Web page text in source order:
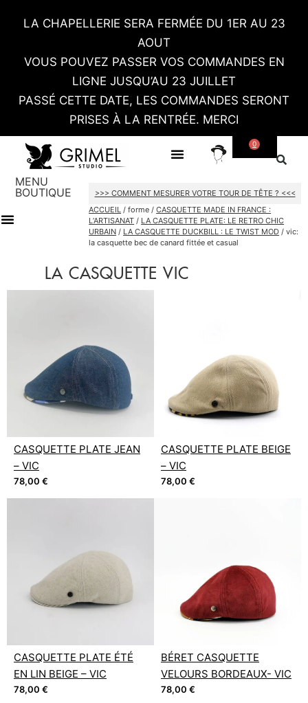
LA CHAPELLERIE SERA FERMÉE DU 1ER AU 23
AOUT
VOUS POUVEZ PASSER VOS COMMANDES EN
LIGNE JUSQU’AU 23 JUILLET
PASSÉ CETTE DATE, LES COMMANDES SERONT
PRISES À LA RENTRÉE. MERCI
0
MENU
BOUTIQUE
>>> COMMENT MESURER VOTRE TOUR DE TÊTE ? <<<
ACCUEIL / forme /CASQUETTE MADE IN FRANCE :
L’ARTISANAT / LA CASQUETTE PLATE: LE RETRO CHIC
URBAIN / LA CASQUETTE DUCKBILL : LE TWIST MOD / vic:
la casquette bec de canard fittée et casual
LA CASQUETTE VIC
CASQUETTE PLATE JEAN
– VIC
78,00 €
CASQUETTE PLATE BEIGE
– VIC
78,00 €
CASQUETTE PLATE ÉTÉ
EN LIN BEIGE – VIC
78,00 €
BÉRET CASQUETTE
VELOURS BORDEAUX- VIC
78,00 €